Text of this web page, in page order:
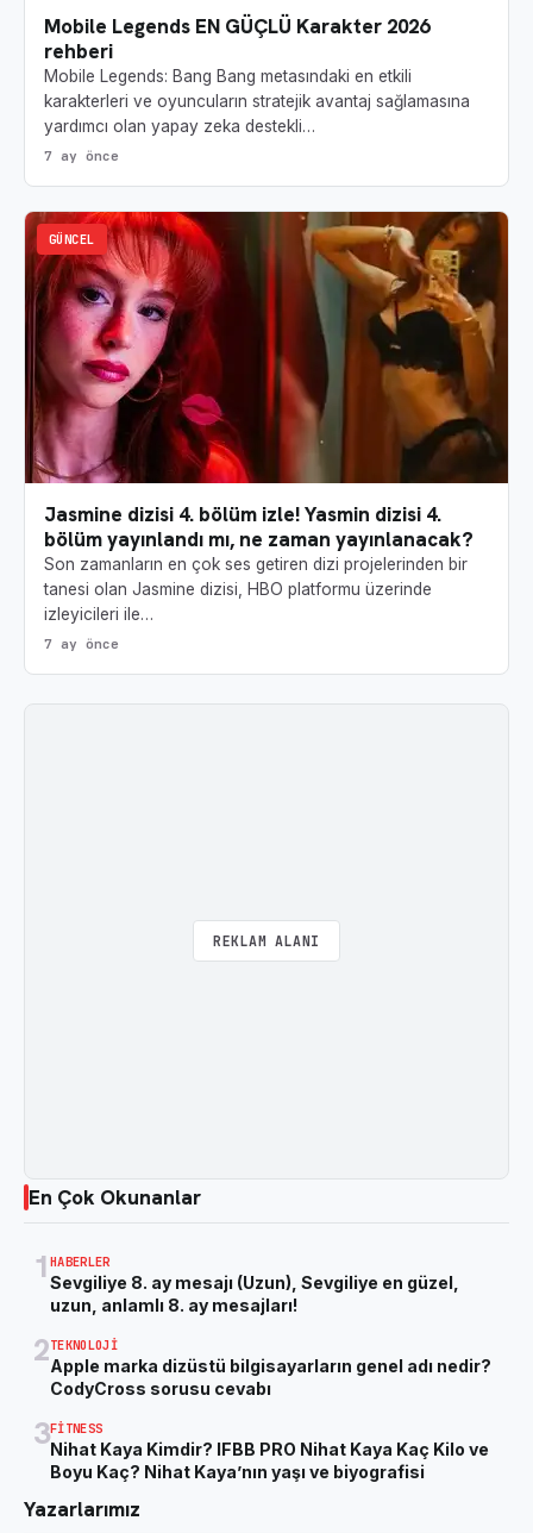
Mobile Legends EN GÜÇLÜ Karakter 2026
rehberi
Mobile Legends: Bang Bang metasındaki en etkili
karakterleri ve oyuncuların stratejik avantaj sağlamasına
yardımcı olan yapay zeka destekli…
7 ay önce
GÜNCEL
Jasmine dizisi 4. bölüm izle! Yasmin dizisi 4.
bölüm yayınlandı mı, ne zaman yayınlanacak?
Son zamanların en çok ses getiren dizi projelerinden bir
tanesi olan Jasmine dizisi, HBO platformu üzerinde
izleyicileri ile…
7 ay önce
REKLAM ALANI
En Çok Okunanlar
1 HABERLER
Sevgiliye 8. ay mesajı (Uzun), Sevgiliye en güzel,
uzun, anlamlı 8. ay mesajları!
2TEKNOLOJI
Apple marka dizüstü bilgisayarların genel adı nedir?
CodyCross sorusu cevabı
3FITNESS
Nihat Kaya Kimdir? IFBB PRO Nihat Kaya Kaç Kilo ve
Boyu Kaç? Nihat Kaya’nın yaşı ve biyografisi
Yazarlarımız